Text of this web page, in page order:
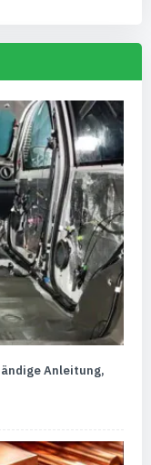
Anleitung,